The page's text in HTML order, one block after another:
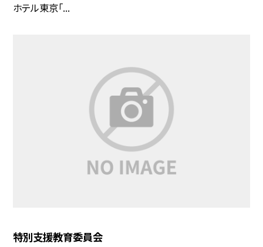
ホテル東京「...
特別支援教育委員会